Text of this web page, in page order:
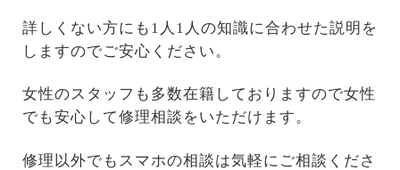
詳しくない方にも1人1人の知識に合わせた説明を
しますのでご安心ください。
女性のスタッフも多数在籍しておりますので女性
でも安心して修理相談をいただけます。
修理以外でもスマホの相談は気軽にご相談くださ